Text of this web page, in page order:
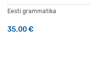
Eesti grammatika
35,00€